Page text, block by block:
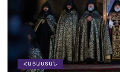
ՀԱՅԱՍՏԱՆ